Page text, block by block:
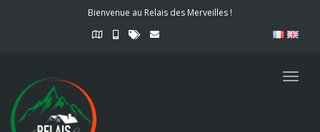
Bienvenue au Relais des Merveilles !